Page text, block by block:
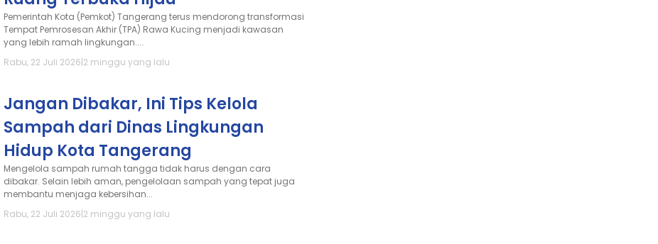
Pemerintah Kota (Pemkot) Tangerang terus mendorong transformasi
Tempat Pemrosesan Akhir (TPA) Rawa Kucing menjadi kawasan
yang lebih ramah lingkungan....
Rabu, 22 Juli 2026|2 minggu yang lalu
Jangan Dibakar, Ini Tips Kelola
Sampah dari Dinas Lingkungan
Hidup Kota Tangerang
Mengelola sampah rumah tangga tidak harus dengan cara
dibakar. Selain lebih aman, pengelolaan sampah yang tepat juga
membantu menjaga kebersihan...
Rabu, 22 Juli 2026|2 minggu yang lalu